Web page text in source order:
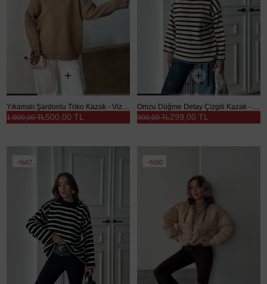
Yıkamalı Şardonlu Triko Kazak - Vizon
500,00 TL
1.000,00 TL
Omzu Düğme Detay Çizgili Kazak - Beyaz
299,00 TL
900,00 TL
%67 %50